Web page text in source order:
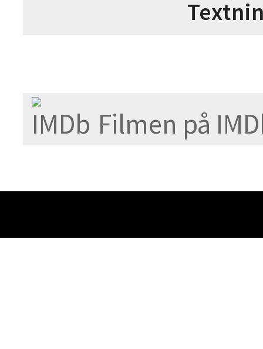
Filmen på